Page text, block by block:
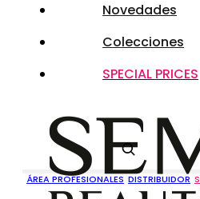
Novedades
Colecciones
SPECIAL PRICES
ÁREA PROFESIONALES DISTRIBUIDOR